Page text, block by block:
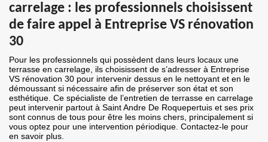
carrelage : les professionnels choisissent
de faire appel à Entreprise VS rénovation
30
Pour les professionnels qui possèdent dans leurs locaux une
terrasse en carrelage, ils choisissent de s’adresser à Entreprise
VS rénovation 30 pour intervenir dessus en le nettoyant et en le
démoussant si nécessaire afin de préserver son état et son
esthétique. Ce spécialiste de l’entretien de terrasse en carrelage
peut intervenir partout à Saint Andre De Roquepertuis et ses prix
sont connus de tous pour être les moins chers, principalement si
vous optez pour une intervention périodique. Contactez-le pour
en savoir plus.